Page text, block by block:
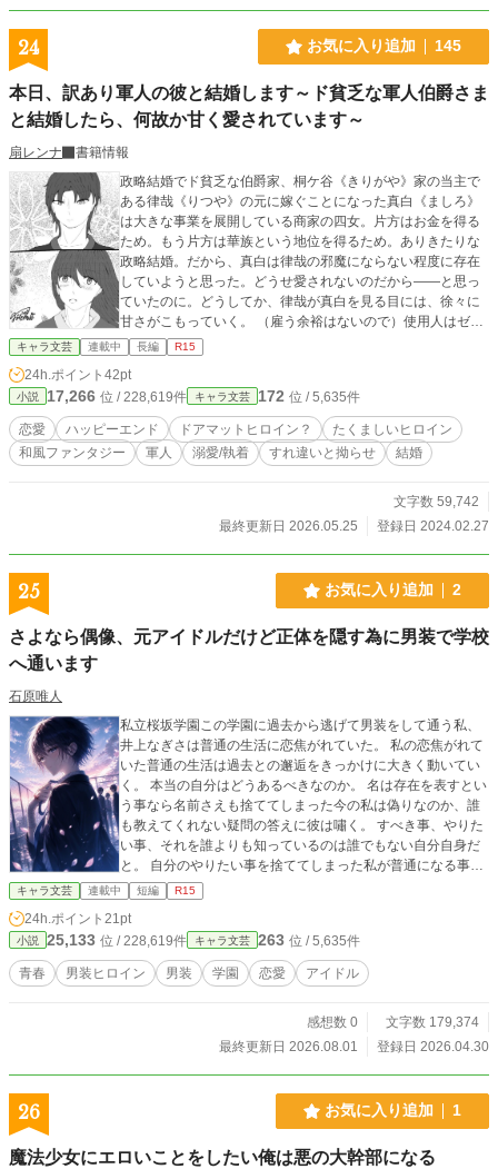
24 お気に入り追加 145
本日、訳あり軍人の彼と結婚します～ド貧乏な軍人伯爵さま
と結婚したら、何故か甘く愛されています～
扇レンナ
書籍情報
政略結婚でド貧乏な伯爵家、桐ケ谷《きりがや》家の当主で
ある律哉《りつや》の元に嫁ぐことになった真白《ましろ》
は大きな事業を展開している商家の四女。片方はお金を得る
ため。もう片方は華族という地位を得るため。ありきたりな
政略結婚。だから、真白は律哉の邪魔にならない程度に存在
していようと思った。どうせ愛されないのだから――と思っ
ていたのに。どうしてか、律哉が真白を見る目には、徐々に
甘さがこもっていく。 （雇う余裕はないので）使用人はゼ
ロ。（時間がないので）邸宅は埃まみれ。 そんな場所で始ま
る新婚生活。苦労人の伯爵さま（軍人）と不遇な娘の政略結
婚から始まるとろける和風ラブ。 ▼掲載先→エブリスタ、ア
ルファポリス ※エブリスタさんにて先行公開しております。
ある程度ストックはあります。
キャラ文芸 連載中 長編 R15
24h.ポイント 42pt
小説 17,266 位 / 228,619件 キャラ文芸 172 位 / 5,635件
恋愛 ハッピーエンド ドアマットヒロイン？
たくましいヒロイン
和風ファンタジー
軍人 溺愛/執着 すれ違いと拗らせ 結婚
文字数 59,742
最終更新日 2026.05.25
登録日 2024.02.27
25 お気に入り追加 2
さよなら偶像、元アイドルだけど正体を隠す為に男装で学校
へ通います
石原唯人
私立桜坂学園この学園に過去から逃げて男装をして通う私、
井上なぎさは普通の生活に恋焦がれていた。 私の恋焦がれて
いた普通の生活は過去との邂逅をきっかけに大きく動いてい
く。 本当の自分はどうあるべきなのか。 名は存在を表すとい
う事なら名前さえも捨ててしまった今の私は偽りなのか、誰
も教えてくれない疑問の答えに彼は嘯く。 すべき事、やりた
い事、それを誰よりも知っているのは誰でもない自分自身だ
と。 自分のやりたい事を捨ててしまった私が普通になる事を
目指す中で色々な人と関わって普通の在り方を考える。 普通
というのは人それぞれでいい。 一人一人にとっての普通があ
る。 それに気付くまでの青春の記録。
キャラ文芸 連載中 短編 R15
24h.ポイント 21pt
小説 25,133 位 / 228,619件 キャラ文芸 263 位 / 5,635件
青春 男装ヒロイン 男装 学園 恋愛 アイドル
感想数 0
文字数 179,374
最終更新日 2026.08.01
登録日 2026.04.30
26 お気に入り追加 1
魔法少女にエロいことをしたい俺は悪の大幹部になる